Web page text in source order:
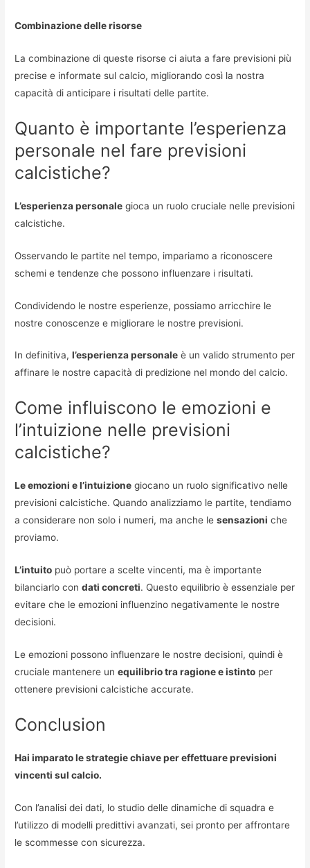
Combinazione delle risorse
La combinazione di queste risorse ci aiuta a fare previsioni più
precise e informate sul calcio, migliorando così la nostra
capacità di anticipare i risultati delle partite.
Quanto è importante l’esperienza
personale nel fare previsioni
calcistiche?
L’esperienza personale gioca un ruolo cruciale nelle previsioni
calcistiche.
Osservando le partite nel tempo, impariamo a riconoscere
schemi e tendenze che possono influenzare i risultati.
Condividendo le nostre esperienze, possiamo arricchire le
nostre conoscenze e migliorare le nostre previsioni.
In definitiva,l’esperienza personale è un valido strumento per
affinare le nostre capacità di predizione nel mondo del calcio.
Come influiscono le emozioni e
l’intuizione nelle previsioni
calcistiche?
Le emozioni e l’intuizione giocano un ruolo significativo nelle
previsioni calcistiche. Quando analizziamo le partite, tendiamo
a considerare non solo i numeri, ma anche lesensazioni che
proviamo.
L’intuito può portare a scelte vincenti, ma è importante
bilanciarlo condati concreti. Questo equilibrio è essenziale per
evitare che le emozioni influenzino negativamente le nostre
decisioni.
Le emozioni possono influenzare le nostre decisioni, quindi è
cruciale mantenere unequilibrio tra ragione e istinto per
ottenere previsioni calcistiche accurate.
Conclusion
Hai imparato le strategie chiave per effettuare previsioni
vincenti sul calcio.
Con l’analisi dei dati, lo studio delle dinamiche di squadra e
l’utilizzo di modelli predittivi avanzati, sei pronto per affrontare
le scommesse con sicurezza.